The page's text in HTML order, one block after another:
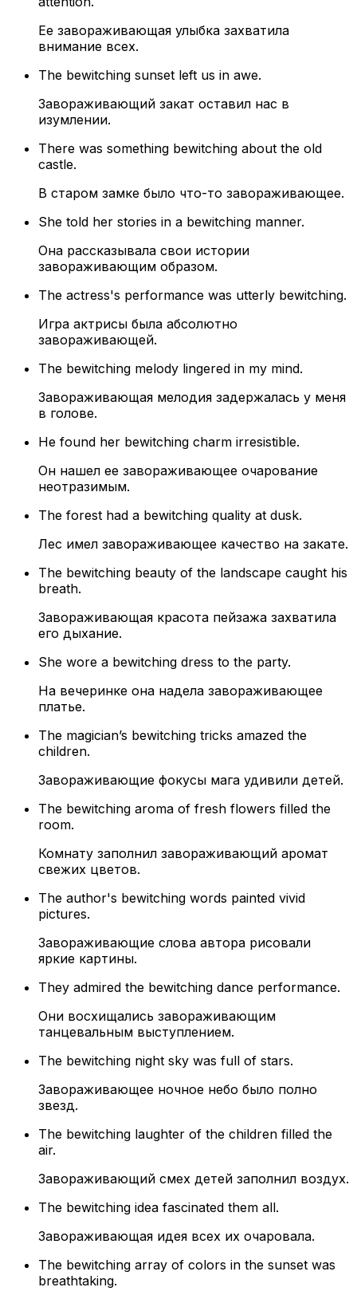
Ее завораживающая улыбка захватила
внимание всех.
The bewitching sunset left us in awe.
Завораживающий закат оставил нас в
изумлении.
There was something bewitching about the old
castle.
В старом замке было что-то завораживающее.
She told her stories in a bewitching manner.
Она рассказывала свои истории
завораживающим образом.
The actress's performance was utterly bewitching.
Игра актрисы была абсолютно
завораживающей.
The bewitching melody lingered in my mind.
Завораживающая мелодия задержалась у меня
в голове.
He found her bewitching charm irresistible.
Он нашел ее завораживающее очарование
неотразимым.
The forest had a bewitching quality at dusk.
Лес имел завораживающее качество на закате.
The bewitching beauty of the landscape caught his
breath.
Завораживающая красота пейзажа захватила
его дыхание.
She wore a bewitching dress to the party.
На вечеринке она надела завораживающее
платье.
The magician’s bewitching tricks amazed the
children.
Завораживающие фокусы мага удивили детей.
The bewitching aroma of fresh flowers filled the
room.
Комнату заполнил завораживающий аромат
свежих цветов.
The author's bewitching words painted vivid
pictures.
Завораживающие слова автора рисовали
яркие картины.
They admired the bewitching dance performance.
Они восхищались завораживающим
танцевальным выступлением.
The bewitching night sky was full of stars.
Завораживающее ночное небо было полно
звезд.
The bewitching laughter of the children filled the
air.
Завораживающий смех детей заполнил воздух.
The bewitching idea fascinated them all.
Завораживающая идея всех их очаровала.
The bewitching array of colors in the sunset was
breathtaking.